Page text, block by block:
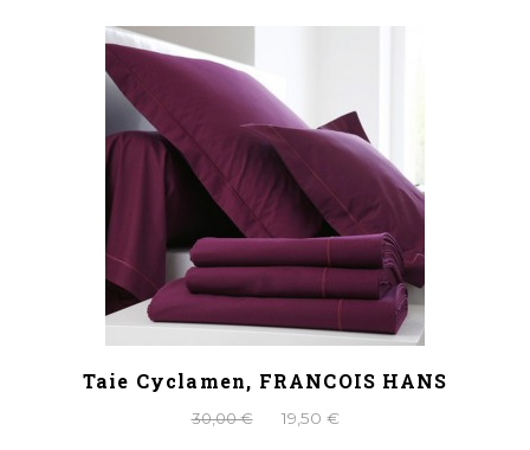
Taie Cyclamen, FRANCOIS HANS
30,00 € 19,50 €